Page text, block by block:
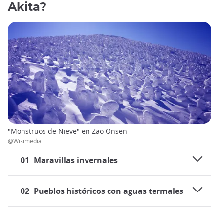
Akita?
01 Maravillas invernales
02 Pueblos históricos con aguas termales
"Monstruos de Nieve" en Zao Onsen
@Wikimedia